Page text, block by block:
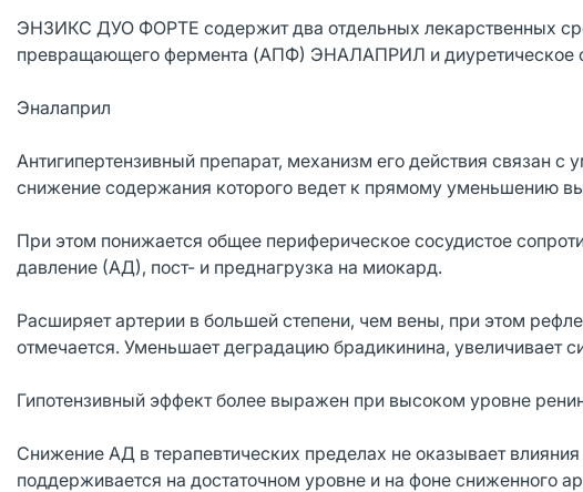
ЭНЗИКС ДУО ФОРТЕ содержит два отдельных лекарственных
превращающего фермента (AПФ) ЭНАЛАПРИЛ и
Эналаприл
Антигипертензивный препарат, механизм его действия связан с
снижение содержания которого ведет к прямому уменьшению
При этом понижается общее периферическое сосудистое
давление (АД), пост- и преднагрузка на миокард.
Расширяет артерии в большей степени, чем вены, при этом
отмечается. Уменьшает деградацию брадикинина, увеличивает
Гипотензивный эффект более выражен при высоком уровне
Снижение АД в терапевтических пределах не оказывает
поддерживается на достаточном уровне и на фоне сниженного